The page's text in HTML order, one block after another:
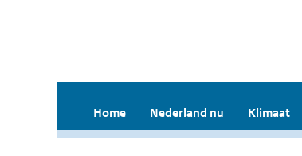
Home Nederland nu Klimaat